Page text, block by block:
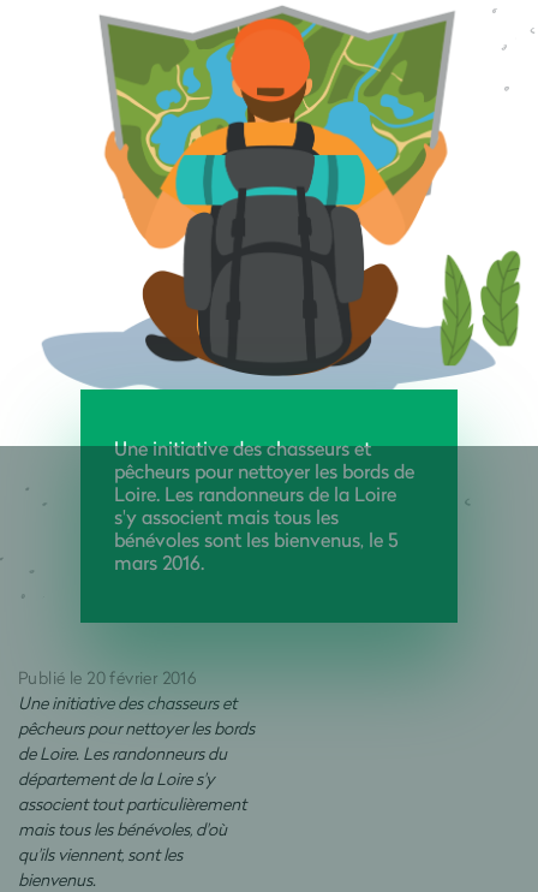
Une initiative des chasseurs et
pêcheurs pour nettoyer les bords de
Loire. Les randonneurs de la Loire
s'y associent mais tous les
bénévoles sont les bienvenus, le 5
mars 2016.
Publié le 20 février 2016
Une initiative des chasseurs et
pêcheurs pour nettoyer les bords
de Loire. Les randonneurs du
département de la Loire s'y
associent tout particulièrement
mais tous les bénévoles, d'où
qu'ils viennent, sont les
bienvenus.